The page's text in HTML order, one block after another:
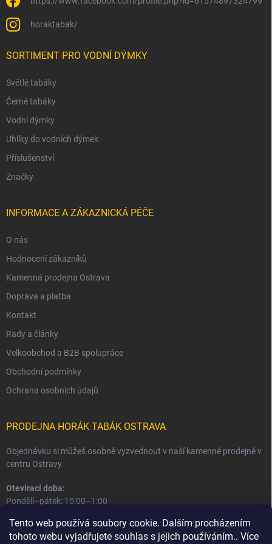
Tento web používá soubory cookie. Dalším procházením
tohoto webu vyjadřujete souhlas s jejich používáním.. Více
horaktabak/
SORTIMENT PRO VODNÍ DÝMKY
Světlé tabáky
Černé tabáky
Vodní dýmky
Uhlíky do vodních dýmek
Příslušenství
Značky
INFORMACE A ZÁKAZNICKÁ PÉČE
O nás
Hodnocení zákazníků
Kamenná prodejna Ostrava
Doprava a platba
Kontakt
Rady a články
Velkoobchod a B2B spolupráce
Obchodní podmínky
Ochrana osobních údajů
PRODEJNA HORÁK TABÁK OSTRAVA
Objednávku si můžeš osobně vyzvednout v naší kamenné prodejně v
centru Ostravy.
Otevírací doba:
Pondělí–pátek: 15:00–1:00
Informace o prodejně a osobním odběru